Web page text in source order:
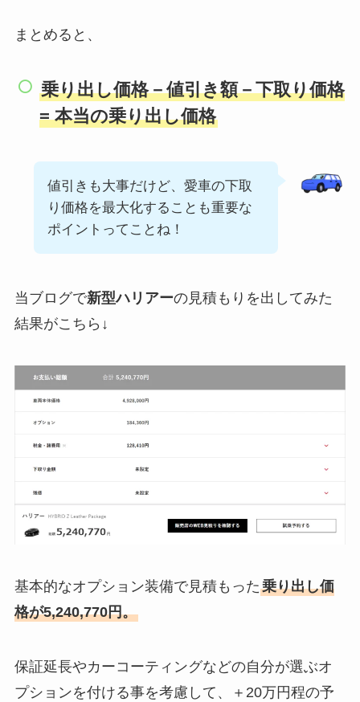
まとめると、
乗り出し価格－値引き額－下取り価格
= 本当の乗り出し価格
値引きも大事だけど、愛車の下取
り価格を最大化することも重要な
ポイントってことね！
当ブログで新型ハリアーの見積もりを出してみた
結果がこちら↓
基本的なオプション装備で見積もった乗り出し価
格が5,240,770円。
保証延長やカーコーティングなどの自分が選ぶオ
プションを付ける事を考慮して、＋20万円程の予